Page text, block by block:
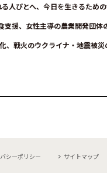
る人びとへ、今日を生きるた
支援、女性主導の農業開発
、戦火のウクライナ・地震
シーポリシー サイトマップ